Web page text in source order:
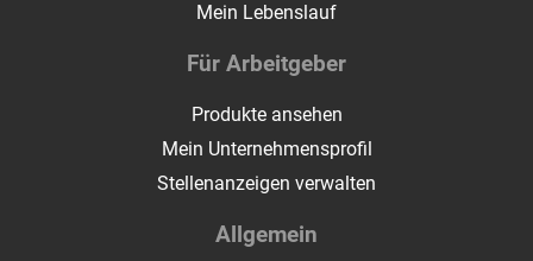
Mein Lebenslauf
Für Arbeitgeber
Produkte ansehen
Mein Unternehmensprofil
Stellenanzeigen verwalten
Allgemein